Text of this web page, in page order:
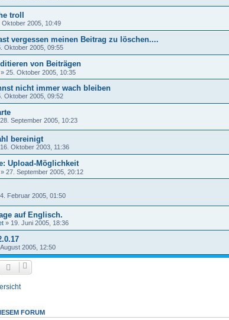
troll
Oktober 2005, 10:49
vergessen meinen Beitrag zu löschen....
Oktober 2005, 09:55
von Beiträgen
» 25. Oktober 2005, 10:35
nicht immer wach bleiben
Oktober 2005, 09:52
28. September 2005, 10:23
bereinigt
16. Oktober 2003, 11:36
Upload-Möglichkeit
» 27. September 2005, 20:12
4. Februar 2005, 01:50
auf Englisch.
» 19. Juni 2005, 18:36
2005, 12:50
FORUM